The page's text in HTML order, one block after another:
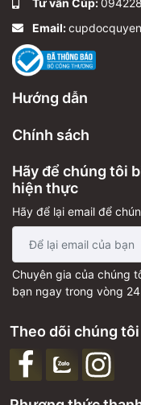
Tư vấn Cúp:
Email:
Hướng dẫn
Chính sách
Hãy để chúng tôi
hiện thực
Hãy để lại email để
Chuyên gia của chúng
bạn ngay trong vòng
Theo dõi chúng tôi